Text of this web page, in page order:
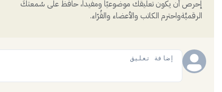
إحرص أن يكون تعليقك موضوعيّاً ومفيداً، حافظ على سُمعتكَ
الرقميَّةواحترم الكاتب والأعضاء والقُرّاء.